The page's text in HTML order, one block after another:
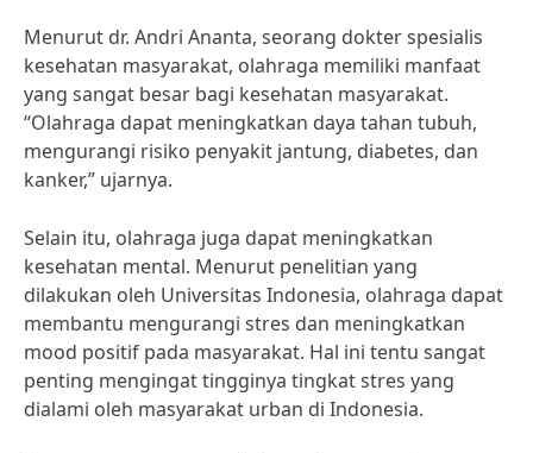
Menurut dr. Andri Ananta, seorang dokter spesialis
kesehatan masyarakat, olahraga memiliki manfaat
yang sangat besar bagi kesehatan masyarakat.
“Olahraga dapat meningkatkan daya tahan tubuh,
mengurangi risiko penyakit jantung, diabetes, dan
kanker,” ujarnya.
Selain itu, olahraga juga dapat meningkatkan
kesehatan mental. Menurut penelitian yang
dilakukan oleh Universitas Indonesia, olahraga dapat
membantu mengurangi stres dan meningkatkan
mood positif pada masyarakat. Hal ini tentu sangat
penting mengingat tingginya tingkat stres yang
dialami oleh masyarakat urban di Indonesia.